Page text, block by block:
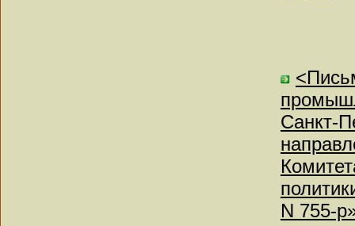
Санкт-
N 755-